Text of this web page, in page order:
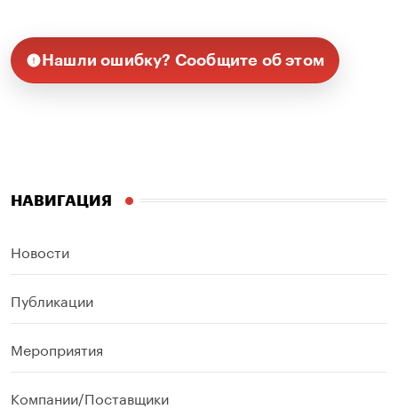
Нашли ошибку? Сообщите об этом
НАВИГАЦИЯ
Новости
Публикации
Мероприятия
Компании/Поставщики